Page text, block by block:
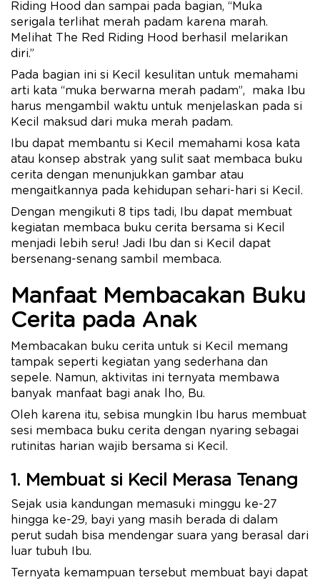
Riding Hood dan sampai pada bagian, “Muka
serigala terlihat merah padam karena marah.
Melihat The Red Riding Hood berhasil melarikan
diri.”
Pada bagian ini si Kecil kesulitan untuk memahami
arti kata “muka berwarna merah padam”, maka Ibu
harus mengambil waktu untuk menjelaskan pada si
Kecil maksud dari muka merah padam.
Ibu dapat membantu si Kecil memahami kosa kata
atau konsep abstrak yang sulit saat membaca buku
cerita dengan menunjukkan gambar atau
mengaitkannya pada kehidupan sehari-hari si Kecil.
Dengan mengikuti 8 tips tadi, Ibu dapat membuat
kegiatan membaca buku cerita bersama si Kecil
menjadi lebih seru! Jadi Ibu dan si Kecil dapat
bersenang-senang sambil membaca.
Manfaat Membacakan Buku
Cerita pada Anak
Membacakan buku cerita untuk si Kecil memang
tampak seperti kegiatan yang sederhana dan
sepele. Namun, aktivitas ini ternyata membawa
banyak manfaat bagi anak lho, Bu.
Oleh karena itu, sebisa mungkin Ibu harus membuat
sesi membaca buku cerita dengan nyaring sebagai
rutinitas harian wajib bersama si Kecil.
1. Membuat si Kecil Merasa Tenang
Sejak usia kandungan memasuki minggu ke-27
hingga ke-29, bayi yang masih berada di dalam
perut sudah bisa mendengar suara yang berasal dari
luar tubuh Ibu.
Ternyata kemampuan tersebut membuat bayi dapat